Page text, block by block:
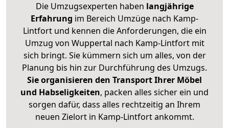
Die Umzugsexperten haben langjährige
Erfahrung im Bereich Umzüge nach Kamp-
Lintfort und kennen die Anforderungen, die ein
Umzug von Wuppertal nach Kamp-Lintfort mit
sich bringt. Sie kümmern sich um alles, von der
Planung bis hin zur Durchführung des Umzugs.
Sie organisieren den Transport Ihrer Möbel
und Habseligkeiten, packen alles sicher ein und
sorgen dafür, dass alles rechtzeitig an Ihrem
neuen Zielort in Kamp-Lintfort ankommt.